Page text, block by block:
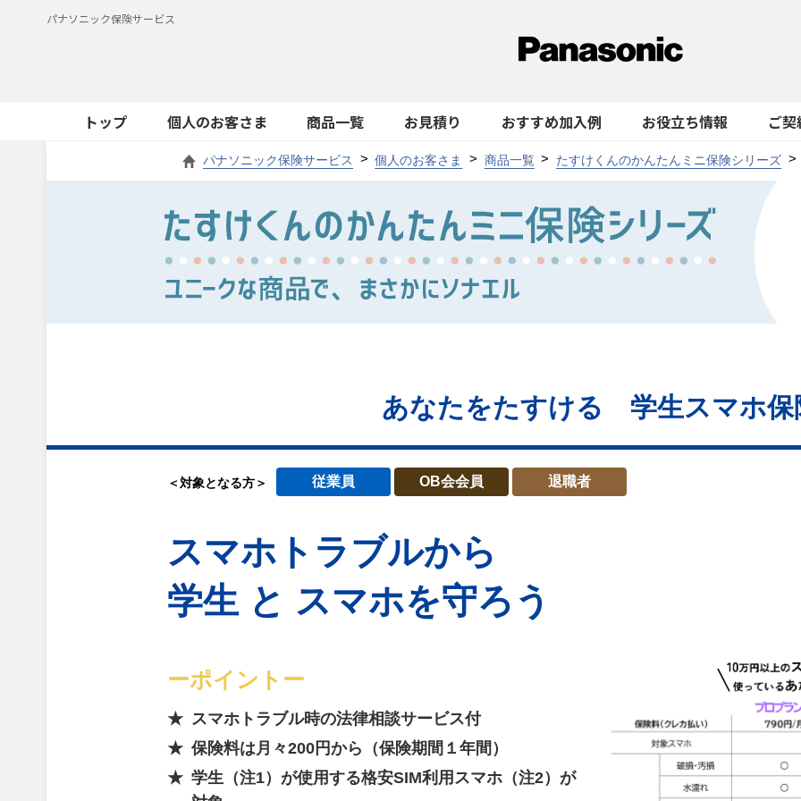
パナソニック保険サービス
トップ 個人のお客さま 商品一覧 お見積り おすすめ加入例 お役立ち情報 ご
パナソニック保険サービス 個人のお客さま 商品一覧 たすけくんのかんたんミニ保険シリーズ
あなたをたすける 学生スマホ保
＜対象となる方＞ 従業員 OB会会員 退職者
スマホトラブルから
学生 と スマホを守ろう
ーポイントー
スマホトラブル時の法律相談サービス付
保険料は月々200円から（保険期間１年間）
学生（注1）が使用する格安SIM利用スマホ（注2）が